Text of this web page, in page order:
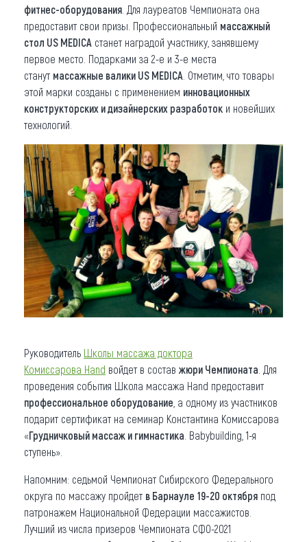
фитнес-оборудования . Для лауреатов Чемпионата она
предоставит свои призы. Профессиональный массажный
стол US MEDICA станет наградой участнику, занявшему
первое место. Подарками за 2-е и 3-е места
станут массажные валики US MEDICA . Отметим, что товары
этой марки созданы с применением инновационных
конструкторских и дизайнерских разработок и новейших
технологий.
Руководитель Школы массажа доктора
Комиссарова Hand войдет в состав жюри Чемпионата . Для
проведения события Школа массажа Hand предоставит
профессиональное оборудование , а одному из участников
подарит сертификат на семинар Константина Комиссарова
«Грудничковый массаж и гимнастика . Babybuilding, 1-я
ступень».
Напомним: седьмой Чемпионат Сибирского Федерального
округа по массажу пройдет в Барнауле 19-20 октября под
патронажем Национальной Федерации массажистов.
Лучший из числа призеров Чемпионата СФО-2021